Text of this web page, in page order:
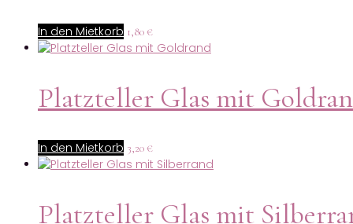
In den Mietkorb 1,80 €
Platzteller Glas mit
In den Mietkorb 3,20 €
Platzteller Glas mit